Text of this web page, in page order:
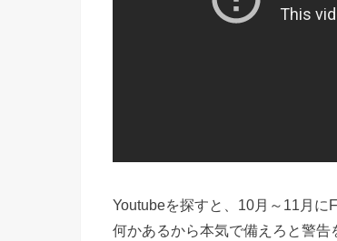
Youtubeを探すと、10月～11月に
何かあるから本気で備えろと警告